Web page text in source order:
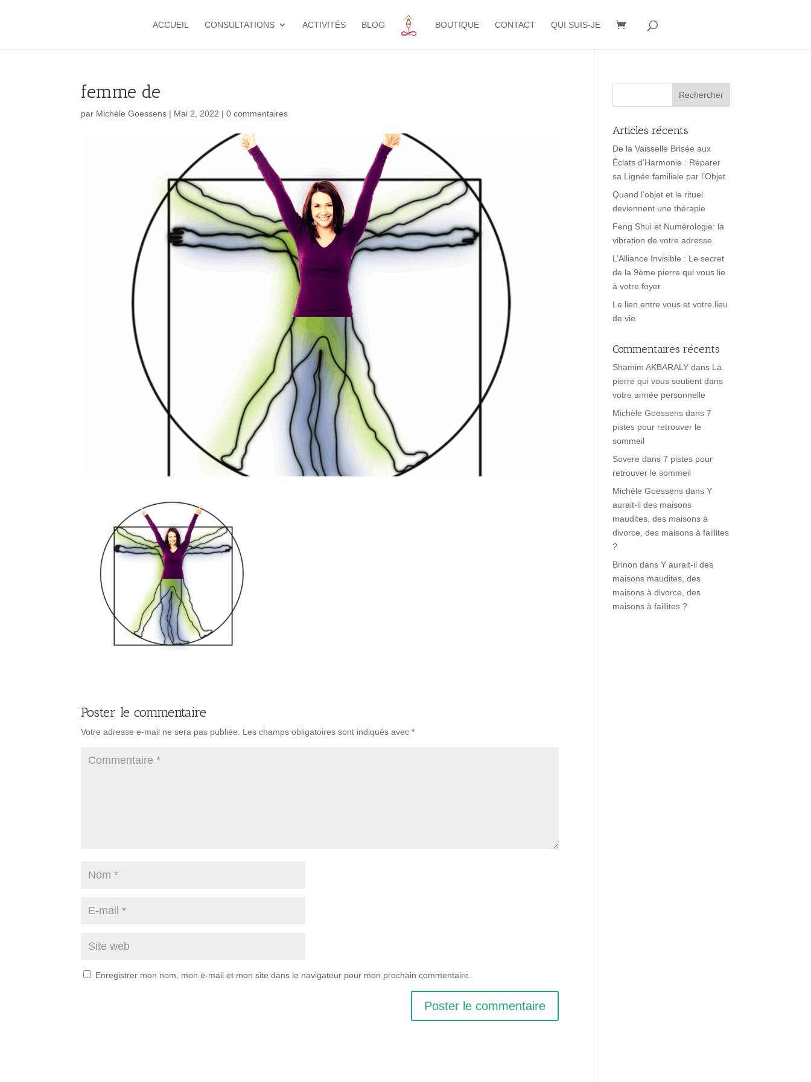
ACCUEIL CONSULTATIONS ACTIVITÉS BLOG BOUTIQUE CONTACT QUI SUIS-JE
femme de
par Michèle Goessens | Mai 2, 2022 |0 commentaires
Poster le commentaire
Votre adresse e-mail ne sera pas publiée. Les champs obligatoires sont indiqués avec*
Enregistrer mon nom, mon e-mail et mon site dans le navigateur pour mon prochain commentaire.
Articles récents
De la Vaisselle Brisée aux
Éclats d’Harmonie : Réparer
sa Lignée familiale par l’Objet
Quand l’objet et le rituel
deviennent une thérapie
Feng Shui et Numérologie: la
vibration de votre adresse
L’Alliance Invisible : Le secret
de la 9ème pierre qui vous lie
à votre foyer
Le lien entre vous et votre lieu
de vie
Commentaires récents
Shamim AKBARALY dans La
pierre qui vous soutient dans
votre année personnelle
Michèle Goessens dans7
pistes pour retrouver le
sommeil
Sovere dans7 pistes pour
retrouver le sommeil
Michèle Goessens dansY
aurait-il des maisons
maudites, des maisons à
divorce, des maisons à faillites
?
Brinon dansY aurait-il des
maisons maudites, des
maisons à divorce, des
maisons à faillites ?